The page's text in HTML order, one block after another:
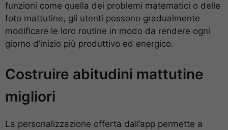
funzioni come quella dei problemi matematici o delle
foto mattutine, gli utenti possono gradualmente
modificare le loro routine in modo da rendere ogni
giorno d’inizio più produttivo ed energico.
Costruire abitudini mattutine
migliori
La personalizzazione offerta dall’app permette a